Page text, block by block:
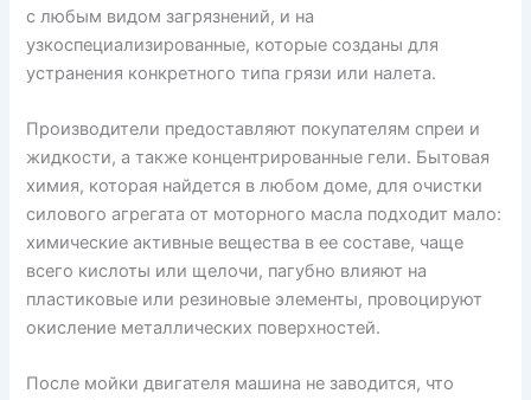
с любым видом загрязнений, и на
узкоспециализированные, которые созданы для
устранения конкретного типа грязи или налета.
Производители предоставляют покупателям спреи и
жидкости, а также концентрированные гели. Бытовая
химия, которая найдется в любом доме, для очистки
силового агрегата от моторного масла подходит мало:
химические активные вещества в ее составе, чаще
всего кислоты или щелочи, пагубно влияют на
пластиковые или резиновые элементы, провоцируют
окисление металлических поверхностей.
После мойки двигателя машина не заводится, что